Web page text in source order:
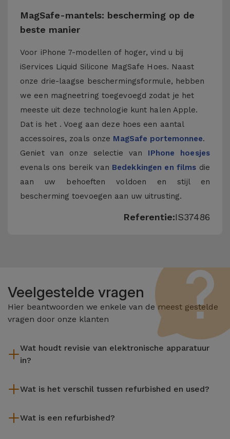
MagSafe-mantels: bescherming op de
beste manier
Voor iPhone 7-modellen of hoger, vind u bij
iServices Liquid Silicone MagSafe Hoes. Naast
onze drie-laagse beschermingsformule, hebben
we een magneetring toegevoegd zodat je het
meeste uit deze technologie kunt halen Apple.
Dat is het . Voeg aan deze hoes een aantal
accessoires, zoals onze MagSafe portemonnee.
Geniet van onze selectie van IPhone hoesjes
evenals ons bereik van Bedekkingen en films die
aan uw behoeften voldoen en stijl en
bescherming toevoegen aan uw uitrusting.
Referentie:IS37486
Veelgestelde vragen
Hier beantwoorden we enkele van de meest gestelde
vragen door onze klanten
Wat houdt revisie van elektronische apparatuur
in?
reiniging, en niet te vergeten het repareren van elk defect
apparatuur die door Services wordt gereviseerd,
Wat is het verschil tussen refurbished en used?
getest en voorbereid door gespecialiseerde technici om hun
Wat is een refurbished?